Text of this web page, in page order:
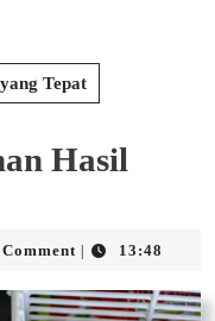
Tepat
Hasil
13:48